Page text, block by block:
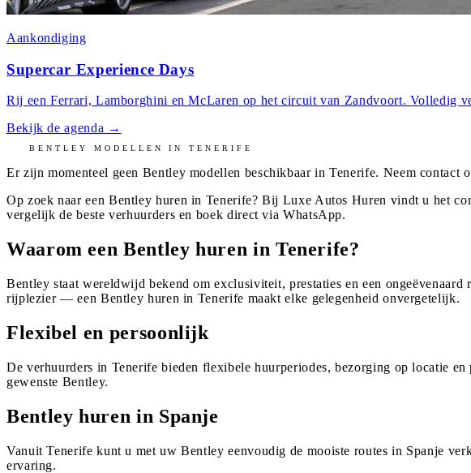
Aankondiging
Supercar Experience Days
Rij een Ferrari, Lamborghini en McLaren op het circuit van Zandvoort. Volledig
Bekijk de agenda →
BENTLEY MODELLEN INTENERIFE
Er zijn momenteel geen Bentley modellen beschikbaar inTenerife. Neem contact
Op zoek naar een Bentley huren in Tenerife? Bij Luxe Autos Huren vindt u het
vergelijk de beste verhuurders en boek direct via WhatsApp.
Waarom een Bentley huren in Tenerife?
Bentley staat wereldwijd bekend om exclusiviteit, prestaties en een
rijplezier — een Bentley huren in Tenerife maakt elke gelegenheid onvergetelijk.
Flexibel en persoonlijk
De verhuurders in Tenerife bieden flexibele huurperiodes, bezorging op locatie
gewenste Bentley.
Bentley huren in Spanje
Vanuit Tenerife kunt u met uw Bentley eenvoudig de mooiste routes in Spanje
ervaring.